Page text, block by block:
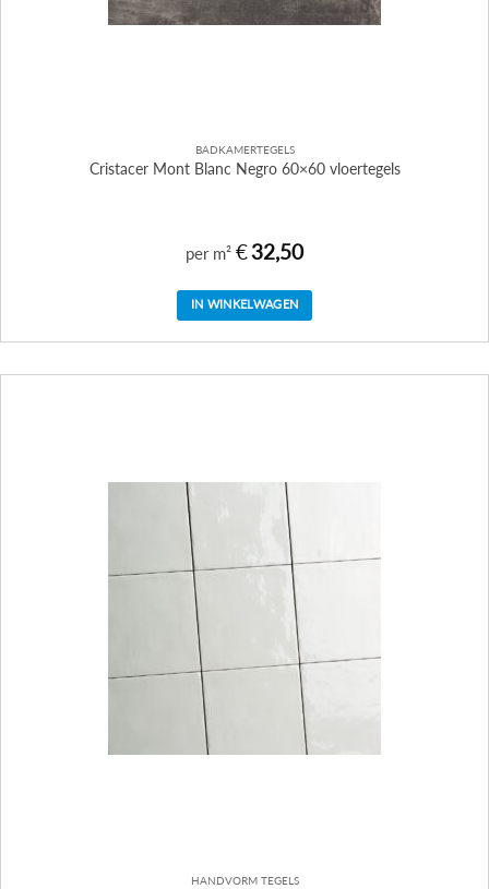
BADKAMERTEGELS
Cristacer Mont Blanc Negro 60×60 vloertegels
per m² €32,50
IN WINKELWAGEN
HANDVORM TEGELS